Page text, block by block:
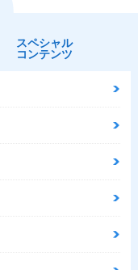
スペシャル
コンテンツ